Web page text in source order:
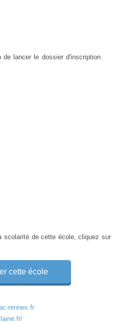
lancer le dossier d'inscription
scolarité de cette école, cliquez sur
cette école
rennes.fr